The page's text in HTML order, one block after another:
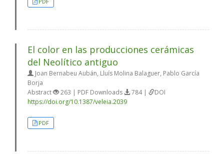
El color en las producciones cerámicas
del Neolítico antiguo
Joan Bernabeu Aubán, Lluís Molina Balaguer, Pablo García
Borja
Abstract
263 | PDF Downloads 784 |
DOI
https://doi.org/10.1387/veleia.2039
PDF